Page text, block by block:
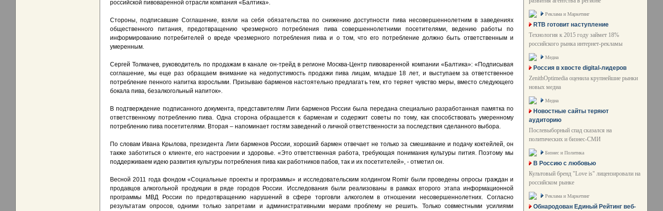
российской пивоваренной отрасли компания «Балтика».
Стороны, подписавшие Соглашение, взяли на себя обязательства по снижению доступности пива несовершеннолетним в заведениях
общественного питания, предотвращению чрезмерного потребления пива совершеннолетними посетителями, ведению работы по
информированию потребителей о вреде чрезмерного потребления пива и о том, что его потребление должно быть ответственным и
умеренным.
Сергей Толмачев, руководитель по продажам в канале он-трейд в регионе Москва-Центр пивоваренной компании «Балтика»: «Подписывая
соглашение, мы еще раз обращаем внимание на недопустимость продажи пива лицам, младше 18 лет, и выступаем за ответственное
потребление пенного напитка взрослыми. Призываю барменов настоятельно предлагать тем, кто теряет чувство меры, вместо следующего
бокала пива, безалкогольный напиток».
В подтверждение подписанного документа, представителям Лиги барменов России была передана специально разработанная памятка по
ответственному потреблению пива. Одна сторона обращается к барменам и содержит советы по тому, как способствовать умеренному
потреблению пива посетителями. Вторая – напоминает гостям заведений о личной ответственности за последствия сделанного выбора.
По словам Ивана Крылова, президента Лиги барменов России, хороший бармен отвечает не только за смешивание и подачу коктейлей, он
также заботиться о клиенте, его настроении и здоровье. «Это ответственная работа, требующая понимания культуры пития. Поэтому мы
поддерживаем идею развития культуры потребления пива как работников пабов, так и их посетителей», - отметил он.
Весной 2011 года фондом «Социальные проекты и программы» и исследовательским холдингом Romir были проведены опросы граждан и
продавцов алкогольной продукции в ряде городов России. Исследования были реализованы в рамках второго этапа информационной
программы МВД России по предотвращению нарушений в сфере торговли алкоголем в отношении несовершеннолетних. Согласно
результатам опросов, одними только запретами и административными мерами проблему не решить. Только совместными усилиями
Реклама и Маркетинг
RTB готовит наступление
Технология к 2015 году займет 18%
российского рынка интернет-рекламы
Медиа
Россия в хвосте digital-лидеров
ZenithOptimedia оценила крупнейшие рынки
новых медиа
Медиа
Новостные сайты теряют
аудиторию
Послевыборный спад сказался на
политических и бизнес-СМИ
Бизнес и Политика
В Россию с любовью
Культовый бренд "Love is" лицензировали на
российском рынке
Реклама и Маркетинг
Обнародован Единый Рейтинг веб-